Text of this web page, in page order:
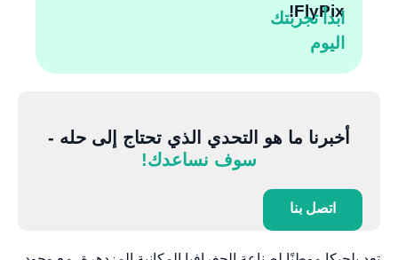
FlyPix!
ابدأ تجربتك
اليوم
أخبرنا ما هو التحدي الذي تحتاج إلى حله -
سوف نساعدك!
اتصل بنا